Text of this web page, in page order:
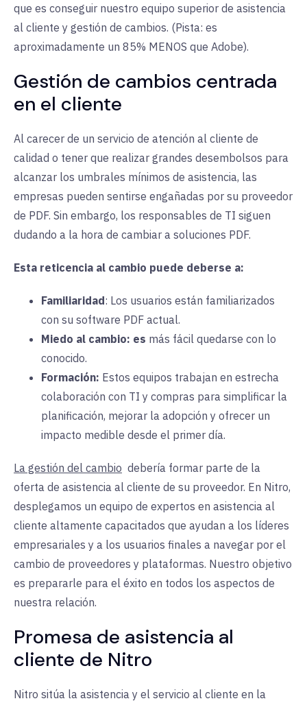
que es conseguir nuestro equipo superior de asistencia
al cliente y gestión de cambios. (Pista: es
aproximadamente un 85% MENOS que Adobe).
Gestión de cambios centrada
en el cliente
Al carecer de un servicio de atención al cliente de
calidad o tener que realizar grandes desembolsos para
alcanzar los umbrales mínimos de asistencia, las
empresas pueden sentirse engañadas por su proveedor
de PDF. Sin embargo, los responsables de TI siguen
dudando a la hora de cambiar a soluciones PDF.
Esta reticencia al cambio puede deberse a:
Familiaridad: Los usuarios están familiarizados
con su software PDF actual.
Miedo al cambio: es más fácil quedarse con lo
conocido.
Formación: Estos equipos trabajan en estrecha
colaboración con TI y compras para simplificar la
planificación, mejorar la adopción y ofrecer un
impacto medible desde el primer día.
La gestión del cambio debería formar parte de la
oferta de asistencia al cliente de su proveedor. En Nitro,
desplegamos un equipo de expertos en asistencia al
cliente altamente capacitados que ayudan a los líderes
empresariales y a los usuarios finales a navegar por el
cambio de proveedores y plataformas. Nuestro objetivo
es prepararle para el éxito en todos los aspectos de
nuestra relación.
Promesa de asistencia al
cliente de Nitro
Nitro sitúa la asistencia y el servicio al cliente en la